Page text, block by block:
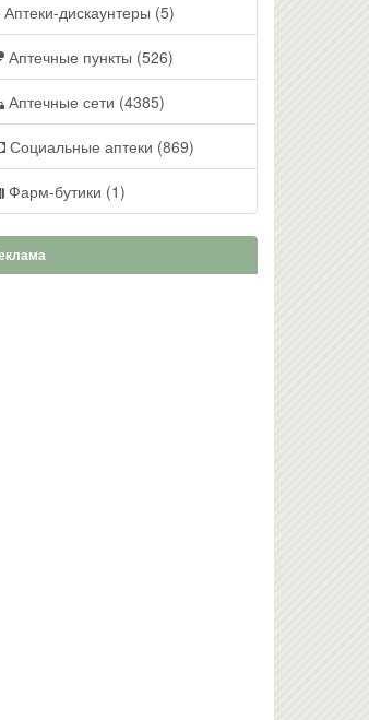
Аптеки-дискаунтеры (5)
Аптечные пункты (526)
Аптечные сети (4385)
Социальные аптеки (869)
Фарм-бутики (1)